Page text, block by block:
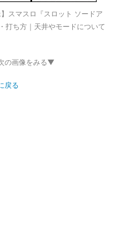
】スマスロ『スロット ソードア
打ち方｜天井やモードについて
の画像をみる▼
戻る